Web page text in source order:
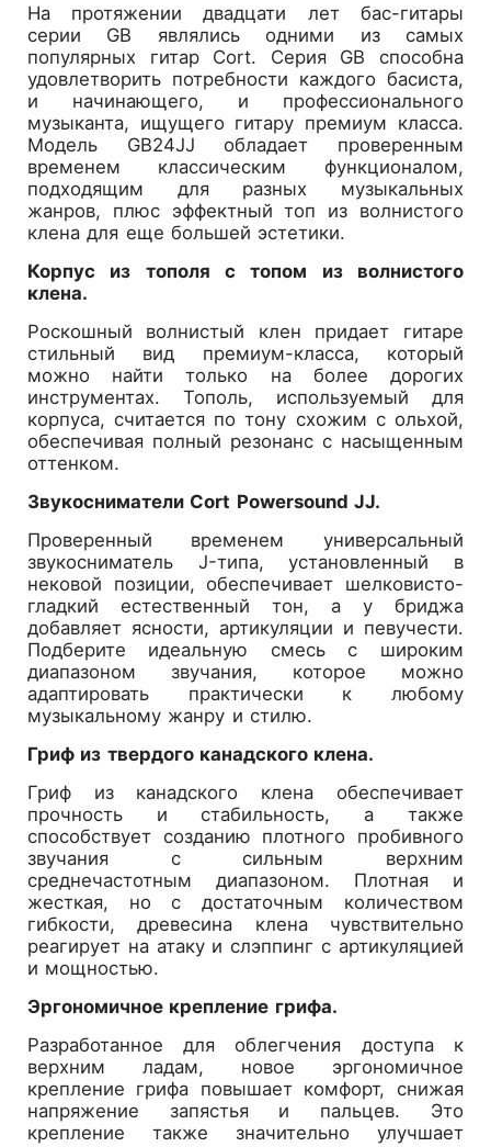
На протяжении двадцати лет бас-гитары
серии GB являлись одними из самых
популярных гитар Cort. Серия GB способна
удовлетворить потребности каждого басиста,
и начинающего, и профессионального
музыканта, ищущего гитару премиум класса.
Модель GB24JJ обладает проверенным
временем классическим функционалом,
подходящим для разных музыкальных
жанров, плюс эффектный топ из волнистого
клена для еще большей эстетики.
Корпус из тополя с топом из волнистого
клена.
Роскошный волнистый клен придает гитаре
стильный вид премиум-класса, который
можно найти только на более дорогих
инструментах. Тополь, используемый для
корпуса, считается по тону схожим с ольхой,
обеспечивая полный резонанс с насыщенным
оттенком.
Звукосниматели Cort Powersound JJ.
Проверенный временем универсальный
звукосниматель J-типа, установленный в
нековой позиции, обеспечивает шелковисто-
гладкий естественный тон, а у бриджа
добавляет ясности, артикуляции и певучести.
Подберите идеальную смесь с широким
диапазоном звучания, которое можно
адаптировать практически к любому
музыкальному жанру и стилю.
Гриф из твердого канадского клена.
Гриф из канадского клена обеспечивает
прочность и стабильность, а также
способствует созданию плотного пробивного
звучания с сильным верхним
среднечастотным диапазоном. Плотная и
жесткая, но с достаточным количеством
гибкости, древесина клена чувствительно
реагирует на атаку и слэппинг с артикуляцией
и мощностью.
Эргономичное крепление грифа.
Разработанное для облегчения доступа к
верхним ладам, новое эргономичное
крепление грифа повышает комфорт, снижая
напряжение запястья и пальцев. Это
крепление также значительно улучшает